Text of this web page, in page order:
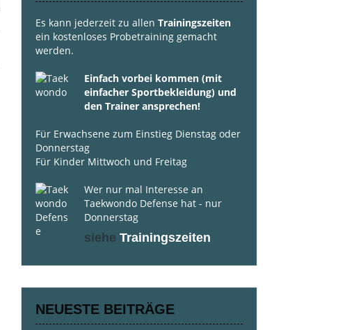
Es kann jederzeit zu allen Trainingszeiten
ein kostenloses Probetraining gemacht
werden.
Einfach vorbei kommen (mit
einfacher Sportbekleidung) und
den Trainer ansprechen!
Für Erwachsene zum Einstieg Dienstag oder
Donnerstag
Für Kinder Mittwoch und Freitag
Wer nur mal Interesse an
Taekwondo Defense hat - nur
Donnerstag
siehe Trainingszeiten
NEUESTE BEITRÄGE